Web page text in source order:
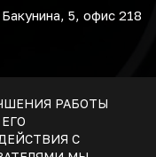
5, офис 218
2026.
БЕЗ
РАБОТЫ
С